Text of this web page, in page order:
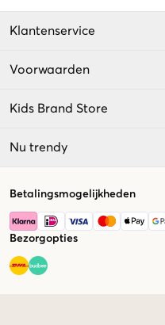
Klantenservice
Voorwaarden
Kids Brand Store
Nu trendy
Betalingsmogelijkheden
Bezorgopties